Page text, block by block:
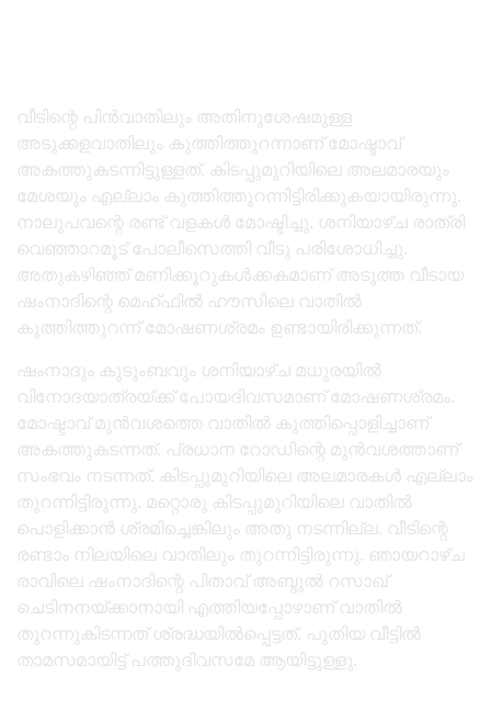
വീടിന്റെ പിൻവാതിലും അതിനുശേഷമുള്ള
അടുക്കളവാതിലും കുത്തിത്തുറന്നാണ് മോഷ്ടാവ്
അകത്തുകടന്നിട്ടുള്ളത്. കിടപ്പുമുറിയിലെ അലമാരയും
മേശയും എല്ലാം കുത്തിത്തുറന്നിട്ടിരിക്കുകയായിരുന്നു.
നാലുപവന്റെ രണ്ട്‌ വളകൾ മോഷ്ടിച്ചു. ശനിയാഴ്ച രാത്രി
വെഞ്ഞാറമൂട് പോലീസെത്തി വീടു പരിശോധിച്ചു.
അതുകഴിഞ്ഞ് മണിക്കൂറുകൾക്കകമാണ് അടുത്ത വീടായ
ഷംനാദിന്റെ മെഹ്ഫിൽ ഹൗസിലെ വാതിൽ
കുത്തിത്തുറന്ന് മോഷണശ്രമം ഉണ്ടായിരിക്കുന്നത്.
ഷംനാദും കുടുംബവും ശനിയാഴ്ച മധുരയിൽ
വിനോദയാത്രയ്ക്ക് പോയദിവസമാണ് മോഷണശ്രമം.
മോഷ്ടാവ് മുൻവശത്തെ വാതിൽ കുത്തിപ്പൊളിച്ചാണ്
അകത്തുകടന്നത്. പ്രധാന റോഡിന്റെ മുൻവശത്താണ്
സംഭവം നടന്നത്. കിടപ്പുമുറിയിലെ അലമാരകൾ എല്ലാം
തുറന്നിട്ടിരുന്നു. മറ്റൊരു കിടപ്പുമുറിയിലെ വാതിൽ
പൊളിക്കാൻ ശ്രമിച്ചെങ്കിലും അതു നടന്നില്ല. വീടിന്റെ
രണ്ടാം നിലയിലെ വാതിലും തുറന്നിട്ടിരുന്നു. ഞായറാഴ്ച
രാവിലെ ഷംനാദിന്റെ പിതാവ് അബ്ദുൽ റസാഖ്
ചെടിനനയ്ക്കാനായി എത്തിയപ്പോഴാണ് വാതിൽ
തുറന്നുകിടന്നത് ശ്രദ്ധയിൽപ്പെട്ടത്. പുതിയ വീട്ടിൽ
താമസമായിട്ട് പത്തുദിവസമേ ആയിട്ടുള്ളു.